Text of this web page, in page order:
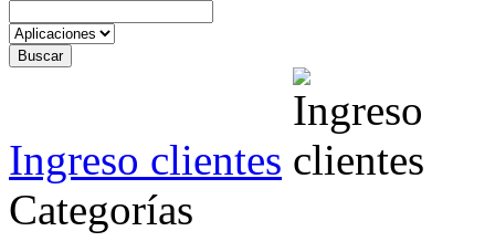
Ingreso clientes
Categorías